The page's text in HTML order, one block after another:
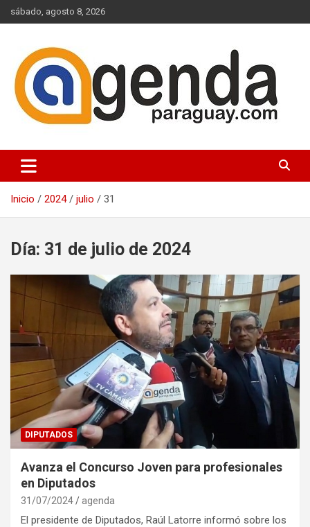
Saltar
al
sábado, agosto 8, 2026
Agenda Paraguay
Inicio 2024 julio 31
Día: 31 de julio de 2024
DIPUTADOS
Avanza el Concurso Joven para profesionales
en Diputados
31/07/2024 agenda
El presidente de Diputados, Raúl Latorre informó sobre los